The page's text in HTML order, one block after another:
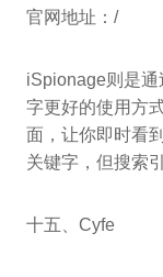
官网地址：/
iSpionage则是
字更好的使用方
面，让你即时看
关键字，但搜索
十五、Cyfe